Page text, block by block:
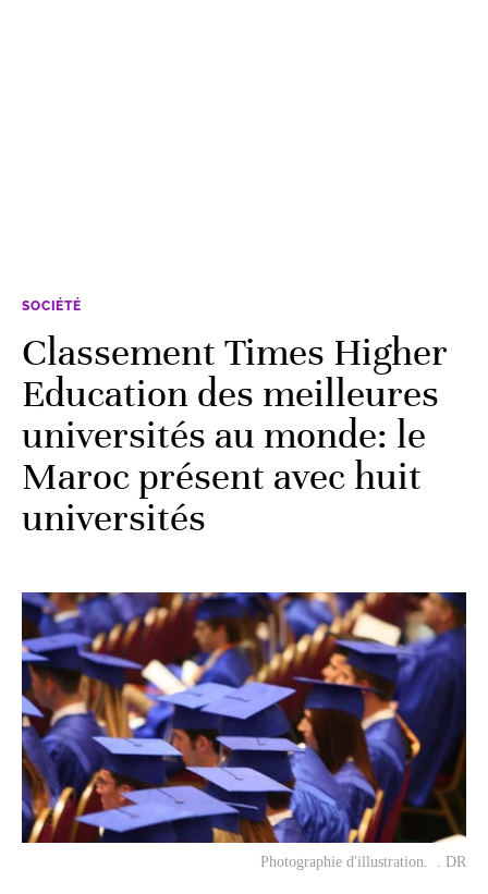
SOCIÉTÉ
Classement Times Higher
Education des meilleures
universités au monde: le
Maroc présent avec huit
universités
Photographie d'illustration. . DR